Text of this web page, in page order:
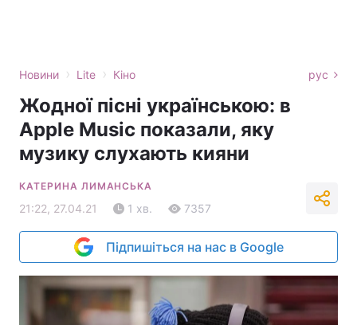
Новини › Lite › Кіно рус
Жодної пісні українською: в
Apple Music показали, яку
музику слухають кияни
КАТЕРИНА ЛИМАНСЬКА
21:22, 27.04.21 1 хв. 7357
Підпишіться на нас в Google